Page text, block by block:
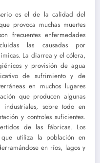
es el de la calidad del
provoca muchas muertes
frecuentes enfermedades
las causadas por
La diarrea y el cólera,
y provisión de agua
de sufrimiento y de
en muchos lugares
que producen algunas
industriales, sobre todo en
y controles suficientes.
de las fábricas. Los
que utiliza la población en
en ríos, lagos y